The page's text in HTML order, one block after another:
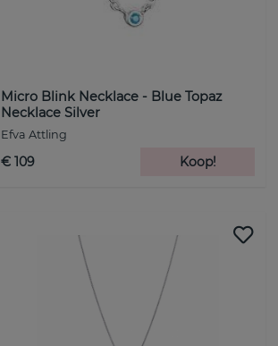
Micro Blink Necklace - Blue Topaz
Necklace Silver
Efva Attling
€ 109 Koop!